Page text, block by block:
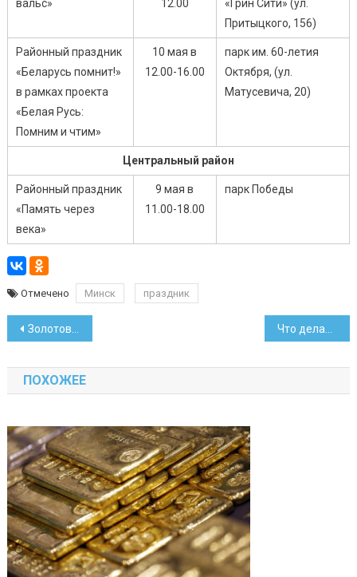
вальс» 12.00
«Грин Сити» (ул.
Притыцкого, 156)
Районный праздник
«Беларусь помнит!»
в рамках проекта
«Белая Русь:
Помним и чтим»
10 мая в
12.00-16.00
парк им. 60-летия
Октября, (ул.
Матусевича, 20)
Центральный район
Районный праздник
«Память через
века»
9 мая в
11.00-18.00
парк Победы
Отмечено Минск праздник
Навигация
по
записям
Золотовалютные резервы за апрель выросли еще на 89 млн долларов
ПОХОЖЕЕ